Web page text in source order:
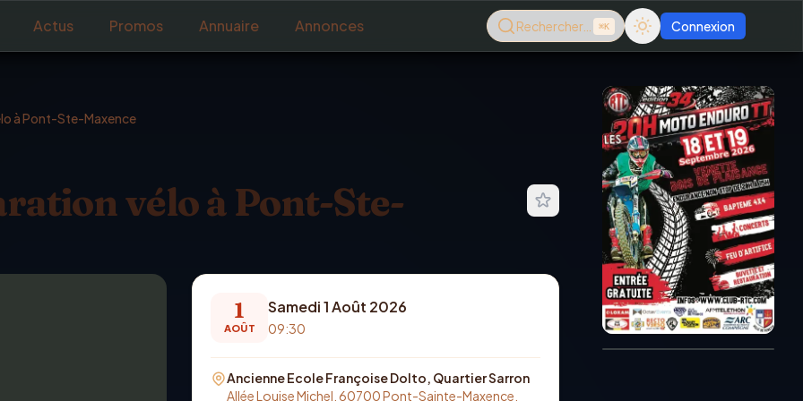
Actus Promos Annuaire Annonces Rechercher… ⌘K Connexion
à Pont-Ste-Maxence
vélo à Pont-Ste-
1
AOÛT
Samedi 1 Août 2026
09:30
Ancienne Ecole Françoise Dolto, Quartier Sarron
Allée Louise Michel, 60700 Pont-Sainte-Maxence,
Consultez le dernier
magazine en ligne
Août2026